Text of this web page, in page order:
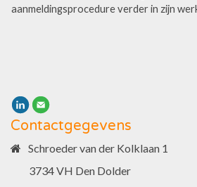
aanmeldingsprocedure verder in zijn
Contactgegevens
Schroeder van der Kolklaan 1
3734 VH Den Dolder